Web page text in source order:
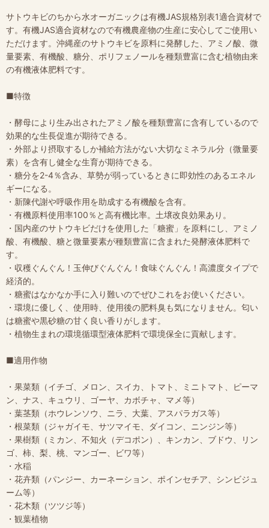
サトウキビのちから水オーガニックは有機JAS規格別表1適合資材で
す。有機JAS適合資材なので有機農産物の生産に安心してご使用い
ただけます。沖縄産のサトウキビを原料に発酵した、アミノ酸、微
量要素、有機酸、糖分、ポリフェノールを種類豊富に含む植物由来
の有機液体肥料です。
■特徴
・酵母により生み出されたアミノ酸を種類豊富に含有しているので
効果的な生長促進が期待できる。
・外部より摂取するしか補給方法がない大切なミネラル分（微量要
素）を含有し健全な生育が期待できる。
・糖分を2-4％含み、草勢が弱っているときに即効性のあるエネル
ギーになる。
・新陳代謝や呼吸作用を助成する有機酸を含有。
・有機原料使用率100％と高有機比率。土壌改良効果あり。
・国内産のサトウキビだけを使用した「糖蜜」を原料にし、アミノ
酸、有機酸、糖と微量要素が種類豊富に含まれた発酵液体肥料で
す。
・収穫ぐんぐん！玉伸びぐんぐん！食味ぐんぐん！高濃度タイプで
経済的。
・糖蜜はなかなか手に入り難いのでぜひこれをお使いください。
・環境に優しく、使用時、使用後の肥料臭も気になりません。匂い
は糖蜜や黒砂糖の甘く良い香りがします。
・植物生まれの環境循環型液体肥料で環境保全に貢献します。
■適用作物
・果菜類（イチゴ、メロン、スイカ、トマト、ミニトマト、ピーマ
ン、ナス、キュウリ、ゴーヤ、カボチャ、マメ等）
・葉茎類（ホウレンソウ、ニラ、大葉、アスパラガス等）
・根菜類（ジャガイモ、サツマイモ、ダイコン、ニンジン等）
・果樹類（ミカン、不知火（デコポン）、キンカン、ブドウ、リン
ゴ、柿、梨、桃、マンゴー、ビワ等）
・水稲
・花卉類（パンジー、カーネーション、ポインセチア、シンビジュ
ーム等）
・花木類（ツツジ等）
・観葉植物